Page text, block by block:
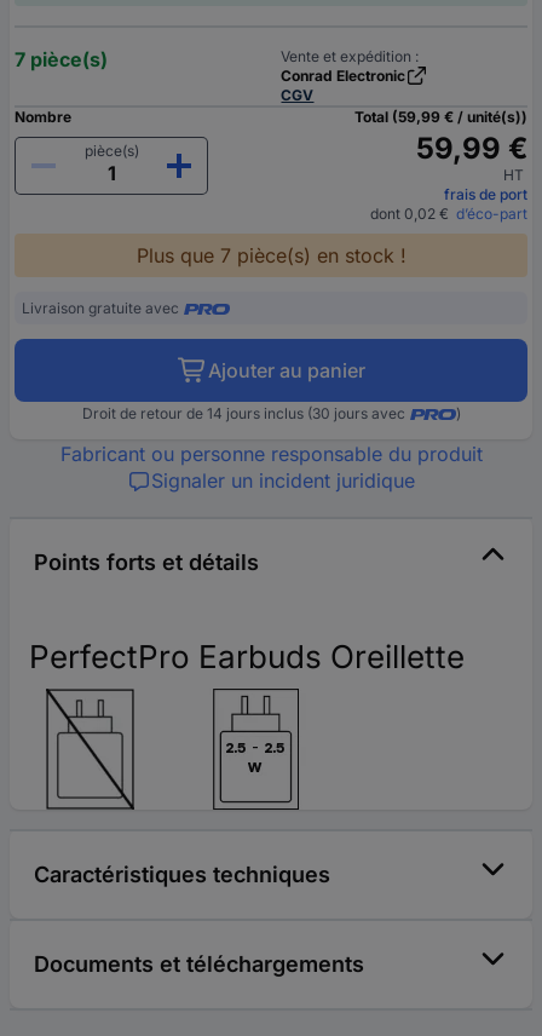
7 pièce(s)
Vente et expédition :
Conrad Electronic
CGV
Nombre
pièce(s)
Total (59,99 € / unité(s))
59,99 €
HT
frais de port
dont 0,02 € d’éco-part
Plus que 7 pièce(s) en stock !
Livraison gratuite avec
Ajouter au panier
Droit de retour de 14 jours inclus (30 jours avec )
Fabricant ou personne responsable du produit
Signaler un incident juridique
Points forts et détails
PerfectPro Earbuds Oreillette
Caractéristiques techniques
Documents et téléchargements